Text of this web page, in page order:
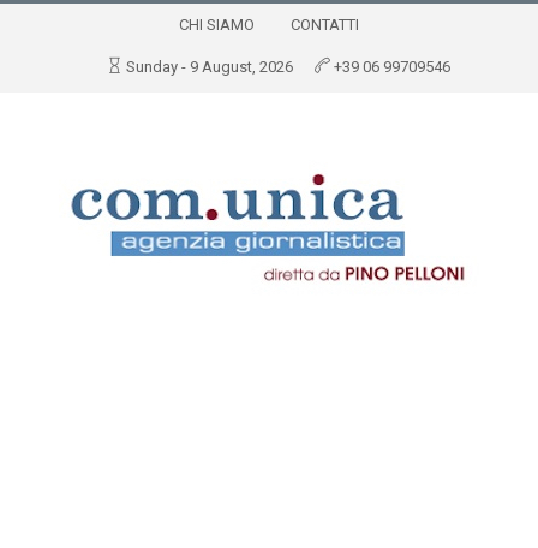
CHI SIAMO CONTATTI
Sunday - 9 August, 2026 +39 06 99709546